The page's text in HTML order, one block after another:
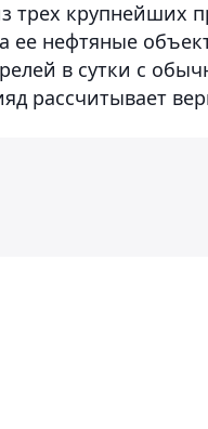
трех крупнейших
ее нефтяные
в сутки с
рассчитывает